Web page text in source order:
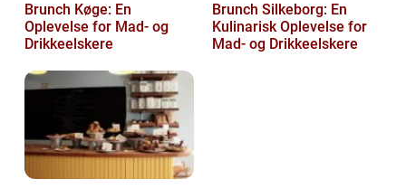
Brunch Køge: En
Oplevelse for Mad- og
Drikkeelskere
Brunch Silkeborg: En
Kulinarisk Oplevelse for
Mad- og Drikkeelskere